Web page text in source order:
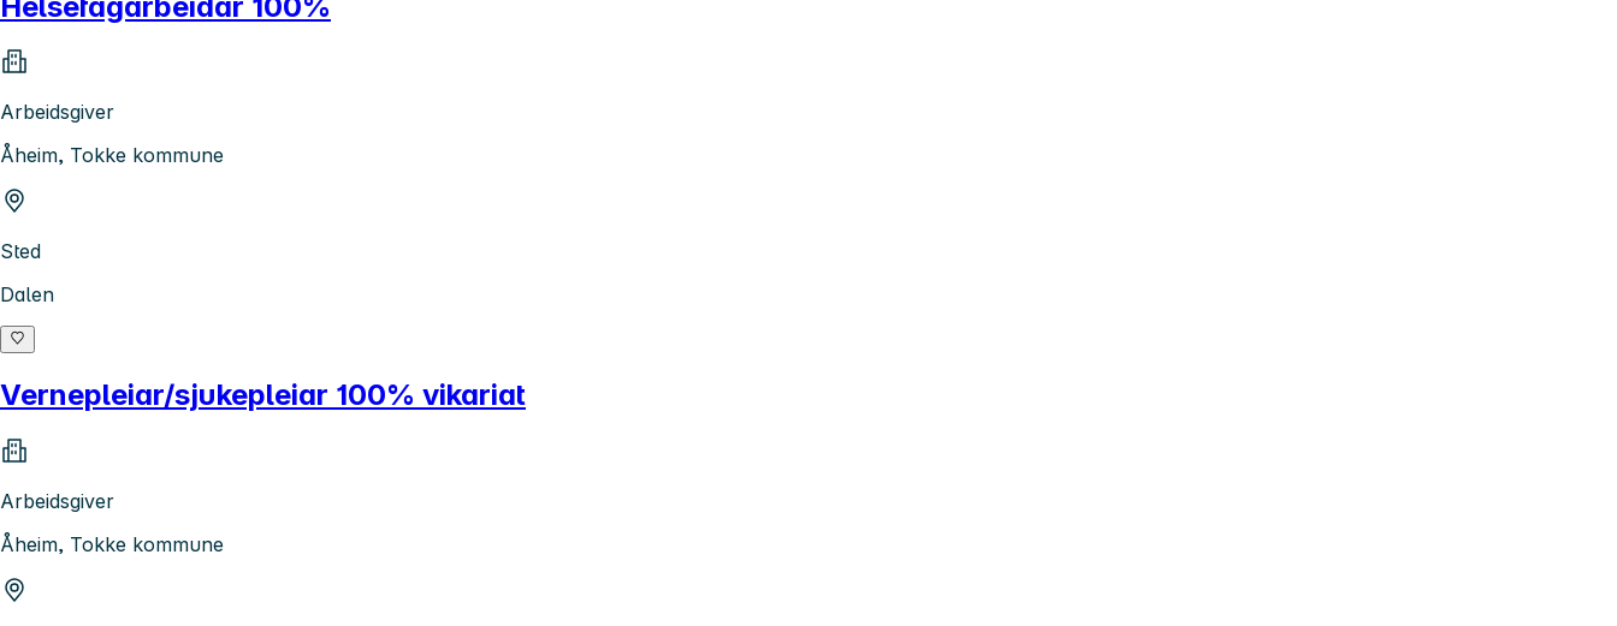
Arbeidsgiver
Åheim, Tokke kommune
Sted
Dalen
Vernepleiar/sjukepleiar 100% vikariat
Arbeidsgiver
Åheim, Tokke kommune